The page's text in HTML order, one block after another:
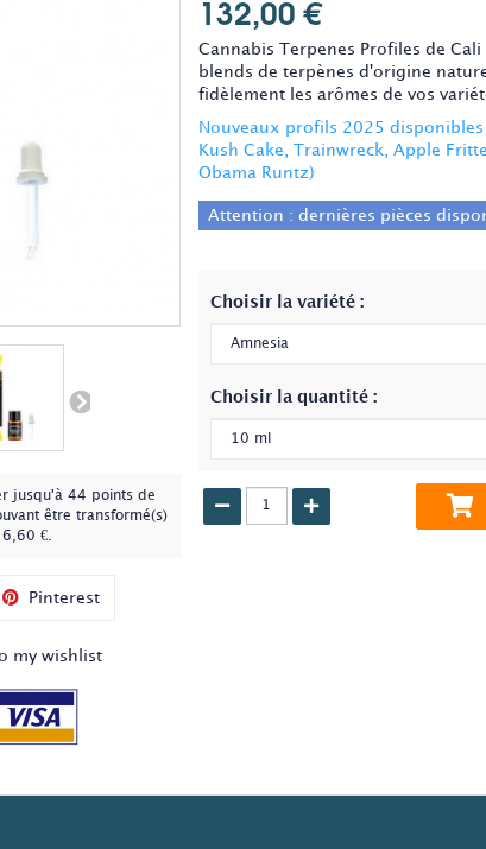
jusqu'à44 points de
être transformé(s)
6,60 €
Pinterest
my wishlist
132,00 €
Cannabis Terpenes Profiles de
blends de terpènes d'origine
fidèlement les arômes de vos
Nouveaux profils 2025 disponibles
Kush Cake, Trainwreck, Apple
Obama Runtz)
Attention : dernières pièces
Choisir la variété :
Choisir la quantité :